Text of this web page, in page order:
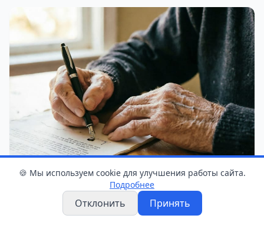
Иллюстративное фото сгенерировано ИИ
🍪 Мы используем cookie для улучшения работы сайта.
Подробнее
Отклонить Принять